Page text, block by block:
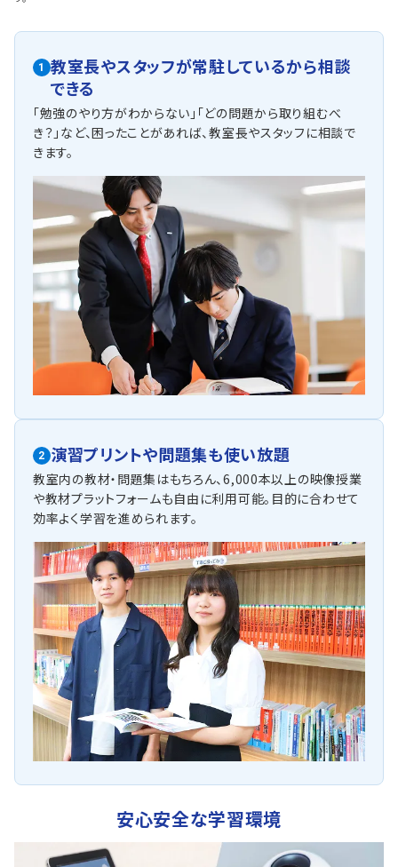
1
教室長やスタッフが常駐しているから相談
できる
「勉強のやり方がわからない」「どの問題から取り組むべ
き？」など、困ったことがあれば、教室長やスタッフに相談で
きます。
2 演習プリントや問題集も使い放題
教室内の教材・問題集はもちろん、6,000本以上の映像授業
や教材プラットフォームも自由に利用可能。目的に合わせて
効率よく学習を進められます。
安心安全な学習環境